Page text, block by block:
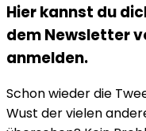
Hier kannst du
dem Newsletter
anmelden.
Schon wieder die
Wust der vielen